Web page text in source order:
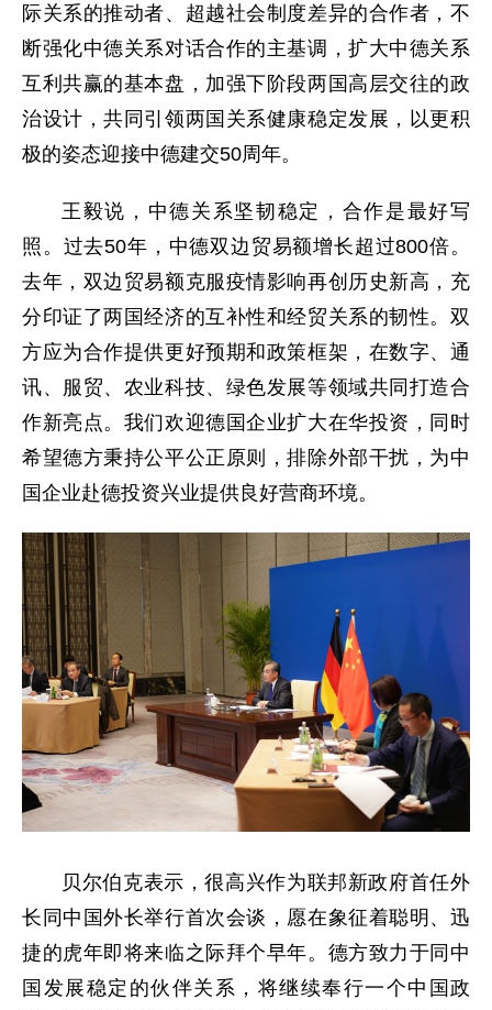
际关系的推动者、超越社会制度差异的合作者，不
断强化中德关系对话合作的主基调，扩大中德关系
互利共赢的基本盘，加强下阶段两国高层交往的政
治设计，共同引领两国关系健康稳定发展，以更积
极的姿态迎接中德建交50周年。
王毅说，中德关系坚韧稳定，合作是最好写
照。过去50年，中德双边贸易额增长超过800倍。
去年，双边贸易额克服疫情影响再创历史新高，充
分印证了两国经济的互补性和经贸关系的韧性。双
方应为合作提供更好预期和政策框架，在数字、通
讯、服贸、农业科技、绿色发展等领域共同打造合
作新亮点。我们欢迎德国企业扩大在华投资，同时
希望德方秉持公平公正原则，排除外部干扰，为中
国企业赴德投资兴业提供良好营商环境。
贝尔伯克表示，很高兴作为联邦新政府首任外
长同中国外长举行首次会谈，愿在象征着聪明、迅
捷的虎年即将来临之际拜个早年。德方致力于同中
国发展稳定的伙伴关系，将继续奉行一个中国政